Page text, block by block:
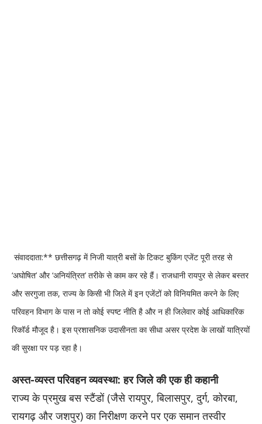
संवाददाता:** छत्तीसगढ़ में निजी यात्री बसों के टिकट बुकिंग एजेंट पूरी तरह से
‘अघोषित’ और ‘अनियंत्रित’ तरीके से काम कर रहे हैं। राजधानी रायपुर से लेकर बस्तर
और सरगुजा तक, राज्य के किसी भी जिले में इन एजेंटों को विनियमित करने के लिए
परिवहन विभाग के पास न तो कोई स्पष्ट नीति है और न ही जिलेवार कोई आधिकारिक
रिकॉर्ड मौजूद है। इस प्रशासनिक उदासीनता का सीधा असर प्रदेश के लाखों यात्रियों
की सुरक्षा पर पड़ रहा है।
अस्त-व्यस्त परिवहन व्यवस्था: हर जिले की एक ही कहानी
राज्य के प्रमुख बस स्टैंडों (जैसे रायपुर, बिलासपुर, दुर्ग, कोरबा,
रायगढ़ और जशपुर) का निरीक्षण करने पर एक समान तस्वीर